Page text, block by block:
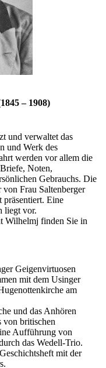
– 1908)
und verwaltet das
und Werk des
werden vor allem die
Noten,
Gebrauchs. Die
Frau Saltenberger
präsentiert. Eine
liegt vor.
Wilhelmj finden Sie in
Geigenvirtuosen
mit dem Usinger
am
und das Anhören
von britischen
Aufführung von
das Wedell-Trio.
mit der